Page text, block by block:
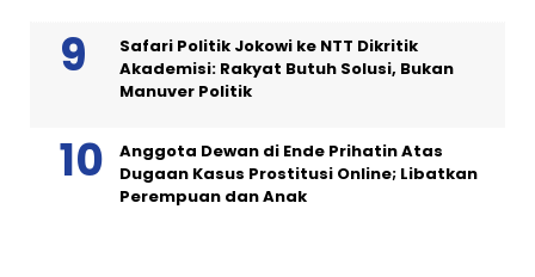
Safari Politik Jokowi ke NTT Dikritik
Akademisi: Rakyat Butuh Solusi, Bukan
Manuver Politik
Anggota Dewan di Ende Prihatin Atas
Dugaan Kasus Prostitusi Online; Libatkan
Perempuan dan Anak